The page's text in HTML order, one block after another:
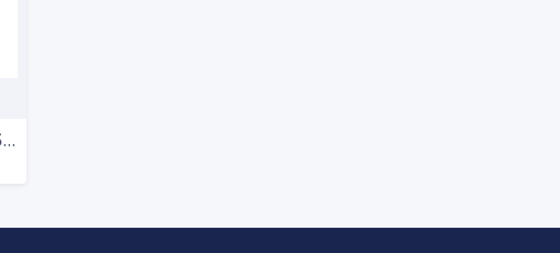
«ԱՐԶՆԻ ԷՍԹԵՏԻԿԱ ՊԼԱՍՏԻԿ ՎԻՐԱԲՈՒԺՈՒԹՅԱՆ ԿԵՆՏՐՈՆ ԵՎ ՍՊԱ»